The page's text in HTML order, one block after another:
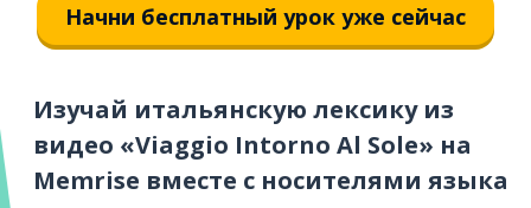
Начни бесплатный урок уже сейчас
Изучай итальянскую лексику из
видео «Viaggio Intorno Al Sole» на
Memrise вместе с носителями языка